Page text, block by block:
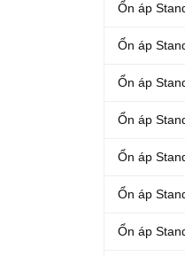
Ổn áp
Ổn áp
Ổn áp
Ổn áp
Ổn áp
Ổn áp
Ổn áp